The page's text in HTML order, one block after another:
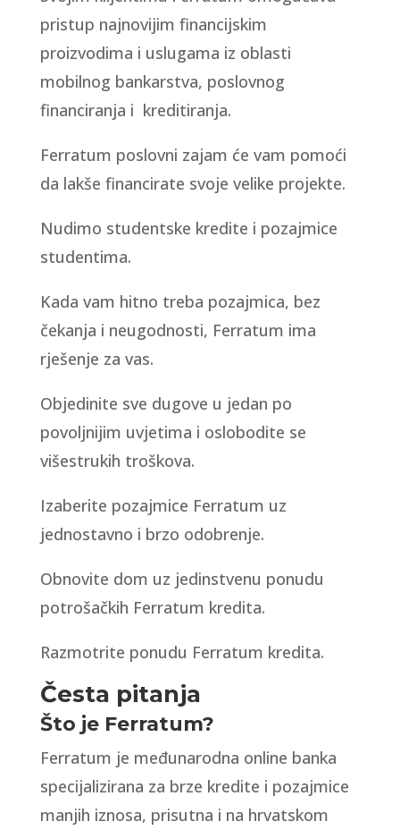
pristup najnovijim financijskim
proizvodima i uslugama iz oblasti
mobilnog bankarstva, poslovnog
financiranja i kreditiranja.
Ferratum poslovni zajam će vam pomoći
da lakše financirate svoje velike projekte.
Nudimo studentske kredite i pozajmice
studentima.
Kada vam hitno treba pozajmica, bez
čekanja i neugodnosti, Ferratum ima
rješenje za vas.
Objedinite sve dugove u jedan po
povoljnijim uvjetima i oslobodite se
višestrukih troškova.
Izaberite pozajmice Ferratum uz
jednostavno i brzo odobrenje.
Obnovite dom uz jedinstvenu ponudu
potrošačkih Ferratum kredita.
Razmotrite ponudu Ferratum kredita.
Česta pitanja
Što je Ferratum?
Ferratum je međunarodna online banka
specijalizirana za brze kredite i pozajmice
manjih iznosa, prisutna i na hrvatskom